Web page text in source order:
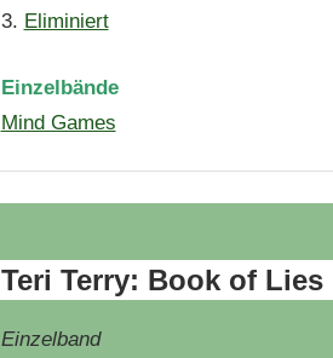
3. Eliminiert
Einzelbände
Mind Games
Teri Terry: Book of Lies
Einzelband